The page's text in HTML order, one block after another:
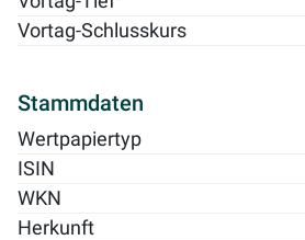
Vortag-Schlusskurs
Stammdaten
Wertpapiertyp
ISIN
WKN
Herkunft